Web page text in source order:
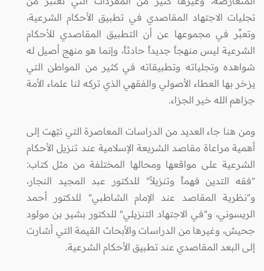
تجليات الاجتهاد المقاصدي في تطبيق الأحكام الشرعية،
وتعبِّر في مجموعها عن أن التطبيق المقاصدي للأحكام
الشرعية ليس منهجاً جديداً حادثاً، وإنما هو منهج أصيل له
شواهده وتجلياته وتطبيقاته في كثير من المواطن التي
يزخر بها العطاء الأصولي والفقهي الذي تركه لنا علماء الأمة
جزاهم الله خير الجزاء.
ومن هنا جاء العديد من الدراسات المعاصرة التي نبّهت إلى
أهمية مراعاة مقاصد الشريعة الإسلامية عند تنزيل الأحكام
الشرعية على مواقعها ومحالها المختلفة من مثل كتاب:
"فقه التدين فهماً وتنزيلاً" للدكتور عبد المجيد النجار،
و"نظرية المقاصد عند الإمام الشاطبي" للدكتور أحمد
الريسوني، و"في الاجتهاد التنزيلي" للدكتور بشير بن مولود
جحيش، وغيرها من الدراسات والأبحاث القيمة التي أشارت
إلى البعد المقاصدي عند تطبيق الأحكام الشرعية.